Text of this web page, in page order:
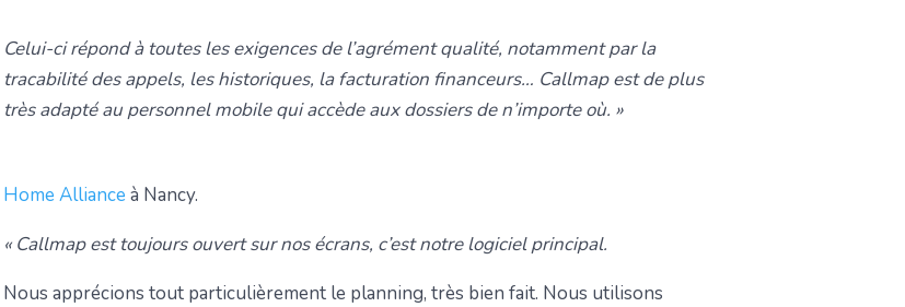
Celui-ci répond à toutes les exigences de l’agrément qualité, notamment par la
tracabilité des appels, les historiques, la facturation financeurs… Callmap est de plus
très adapté au personnel mobile qui accède aux dossiers de n’importe où. »
Home Alliance à Nancy.
« Callmap est toujours ouvert sur nos écrans, c’est notre logiciel principal.
Nous apprécions tout particulièrement le planning, très bien fait. Nous utilisons